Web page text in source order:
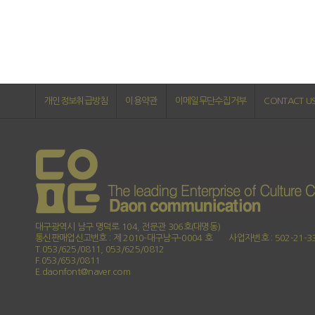
개인정보취급방침 이용약관 이메일무단수집거부 CONTACT
대구광역시 남구 명덕로 104, 전문관 306호(대명동)
통신판매업신고번호 : 제 2010-대구남구-0004 호
사업자번호 : 502-21-
T.053/625/0811, 053/625/0812
F.053/653/0811
E.daonfont@naver.com